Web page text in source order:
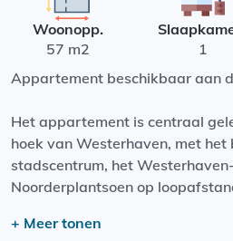
Woonopp.
57 m2
1
Appartement beschikbaar aan
Het appartement is centraal
hoek van Westerhaven, met het
stadscentrum, het
Noorderplantsoen op
Het appartement heeft een
+ Meer tonen